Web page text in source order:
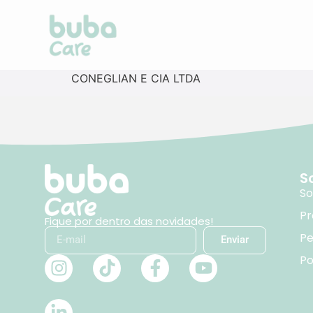
CONEGLIAN E CIA LTDA
Fique por dentro das novidades!
Enviar